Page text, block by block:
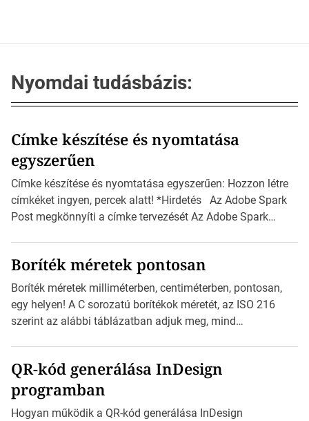
Nyomdai tudásbázis:
Címke készítése és nyomtatása
egyszerűen
Címke készítése és nyomtatása egyszerűen: Hozzon létre
címkéket ingyen, percek alatt! *Hirdetés Az Adobe Spark
Post megkönnyíti a címke tervezését Az Adobe Spark
igazán foroghatnak a kreatív fogaskerekek, miközben
zajlik a saját címke készítése. Hogyan készítsünk címkét?
Válasszon méretet és alakot: Válassza ki a kívánt címke
méretét. Akár néhány […]
Boríték méretek pontosan
Boríték méretek milliméterben, centiméterben, pontosan,
egy helyen! A C sorozatú borítékok méretét, az ISO 216
szerint az alábbi táblázatban adjuk meg, mind
mutatja az A4-es papírlaphoz viszonyítva. Az amerikai és
észak-amerikai boríték méretére az ISO 216 nem
vonatkozik. Boríték méretének táblázata C0-tól […]
QR-kód generálása InDesign
programban
Hogyan működik a QR-kód generálása InDesign